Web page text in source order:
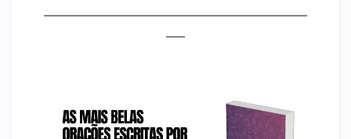
__________________________________________
___